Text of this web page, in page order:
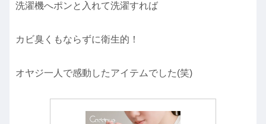
洗濯機へポンと入れて洗濯すれば
カビ臭くもならずに衛生的！
オヤジ一人で感動したアイテムでした(笑)